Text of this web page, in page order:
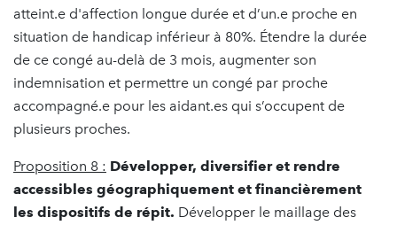
atteint.e d'affection longue durée et d’un.e proche en
situation de handicap inférieur à 80%. Étendre la durée
de ce congé au-delà de 3 mois, augmenter son
indemnisation et permettre un congé par proche
accompagné.e pour les aidant.es qui s’occupent de
plusieurs proches.
Proposition 8 : Développer, diversifier et rendre
accessibles géographiquement et financièrement
les dispositifs de répit. Développer le maillage des